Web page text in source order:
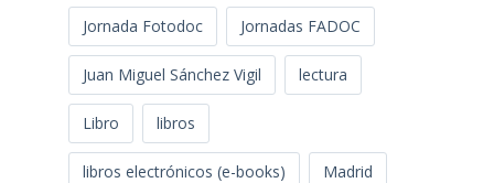
Jornada Fotodoc Jornadas FADOC
Juan Miguel Sánchez Vigil lectura
Libro libros
libros electrónicos (e-books) Madrid